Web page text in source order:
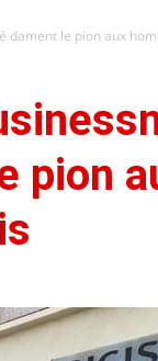
dament le pion aux
pion